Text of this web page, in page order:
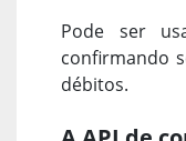
Pode ser
confirmando
débitos.